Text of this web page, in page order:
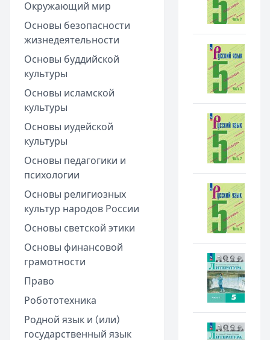
Окружающий мир
Основы безопасности
жизнедеятельности
Основы буддийской
культуры
Основы исламской
культуры
Основы иудейской
культуры
Основы педагогики и
психологии
Основы религиозных
культур народов России
Основы светской этики
Основы финансовой
грамотности
Право
Робототехника
Родной язык и (или)
государственный язык